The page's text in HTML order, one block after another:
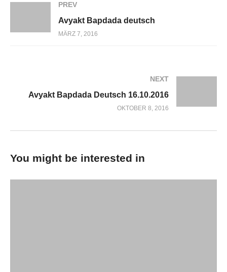
PREV
Avyakt Bapdada deutsch
MÄRZ 7, 2016
NEXT
Avyakt Bapdada Deutsch 16.10.2016
OKTOBER 8, 2016
You might be interested in